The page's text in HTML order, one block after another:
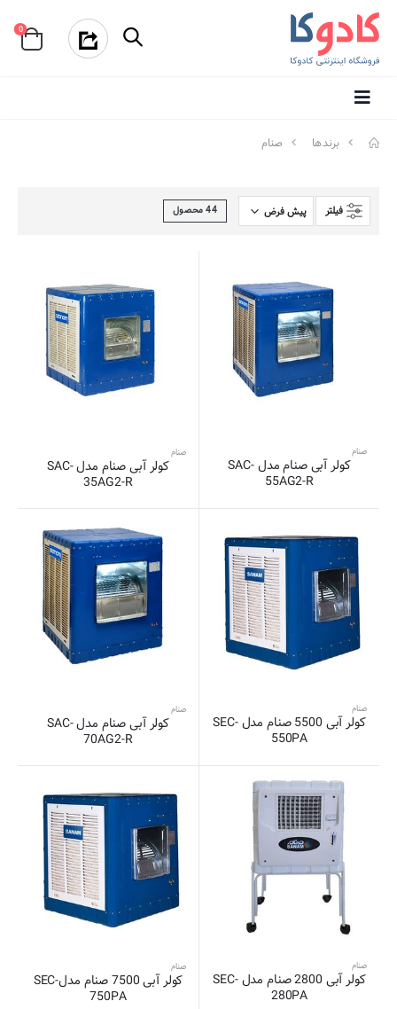
0
برندها صنام
فیلتر 44محصول
صنام
کولر آبی صنام مدل SAC-
55AG2-R
صنام
کولر آبی صنام مدل SAC-
35AG2-R
صنام
کولر آبی 5500 صنام مدل SEC-
550PA
صنام
کولر آبی صنام مدل SAC-
70AG2-R
صنام
کولر آبی 2800 صنام مدل SEC-
280PA
صنام
کولر آبی 7500 صنام مدلSEC-
750PA